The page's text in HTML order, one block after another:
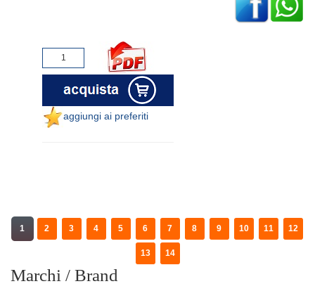
aggiungi ai preferiti
1 2 3 4 5 6 7 8 9 10 11 12
13 14
Marchi / Brand